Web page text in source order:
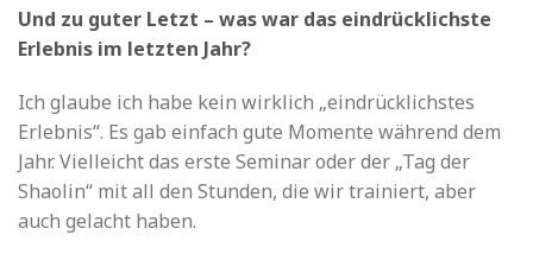
Und zu guter Letzt – was war das eindrücklichste
Erlebnis im letzten Jahr?
Ich glaube ich habe kein wirklich „eindrücklichstes
Erlebnis“. Es gab einfach gute Momente während dem
Jahr. Vielleicht das erste Seminar oder der „Tag der
Shaolin“ mit all den Stunden, die wir trainiert, aber
auch gelacht haben.